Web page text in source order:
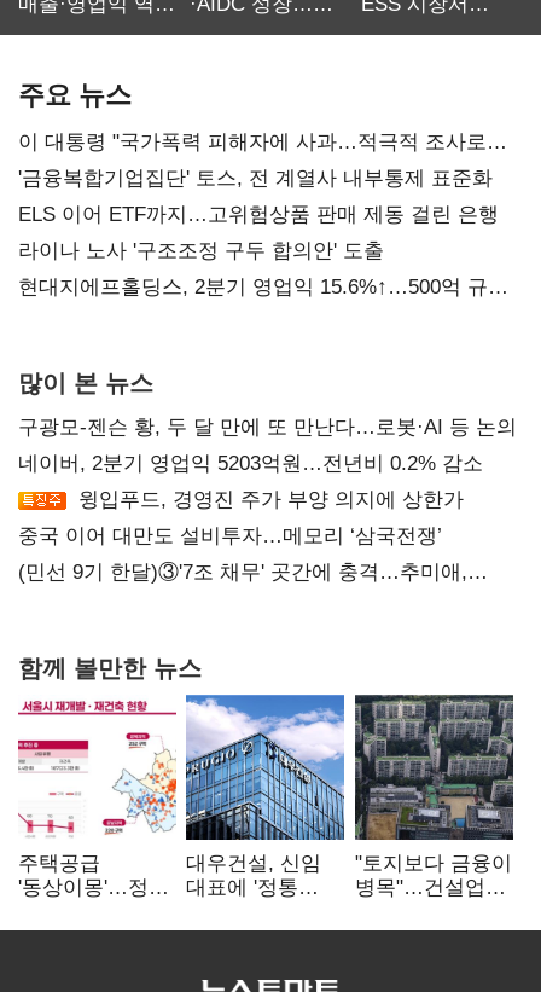
주요 뉴스
이 대통령 "국가폭력 피해자에 사과…적극적 조사로
진실 밝혀야"
'금융복합기업집단' 토스, 전 계열사 내부통제 표준화
ELS 이어 ETF까지…고위험상품 판매 제동 걸린 은행
라이나 노사 '구조조정 구두 합의안' 도출
현대지에프홀딩스, 2분기 영업익 15.6%↑…500억 규모
많이 본 뉴스
구광모-젠슨 황, 두 달 만에 또 만난다…로봇·AI 등 논의
네이버, 2분기 영업익 5203억원…전년비 0.2% 감소
윙입푸드, 경영진 주가 부양 의지에 상한가
중국 이어 대만도 설비투자…메모리 ‘삼국전쟁’
(민선 9기 한달)③'7조 채무' 곳간에 충격…추미애,
함께 볼만한 뉴스
주택공급
'동상이몽'…정부
없으면 '공수표'
대우건설, 신임
대표에 '정통
부사장 내정
"토지보다 금융이
병목"…건설업계,
해소 목소리